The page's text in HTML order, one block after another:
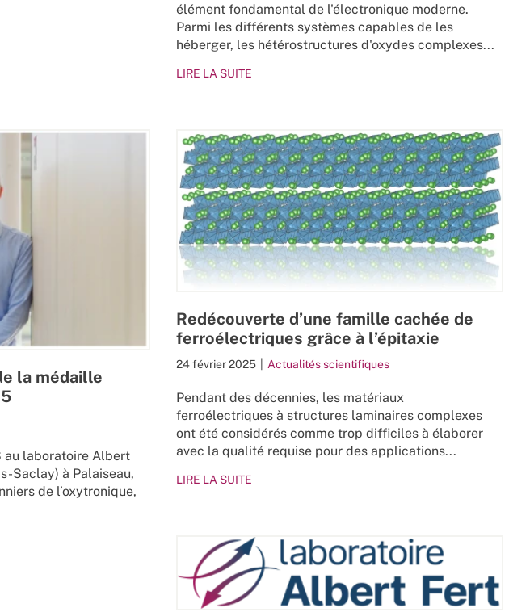
élément fondamental de l'électronique moderne.
Parmi les différents systèmes capables de les
héberger, les hétérostructures d'oxydes complexes...
LIRE LA SUITE
la médaille
au laboratoire Albert
Saclay) à Palaiseau,
de l’oxytronique,
Redécouverte d’une famille cachée de
ferroélectriques grâce à l’épitaxie
24 février 2025 Actualités scientifiques
Pendant des décennies, les matériaux
ferroélectriques à structures laminaires complexes
ont été considérés comme trop difficiles à élaborer
avec la qualité requise pour des applications...
LIRE LA SUITE